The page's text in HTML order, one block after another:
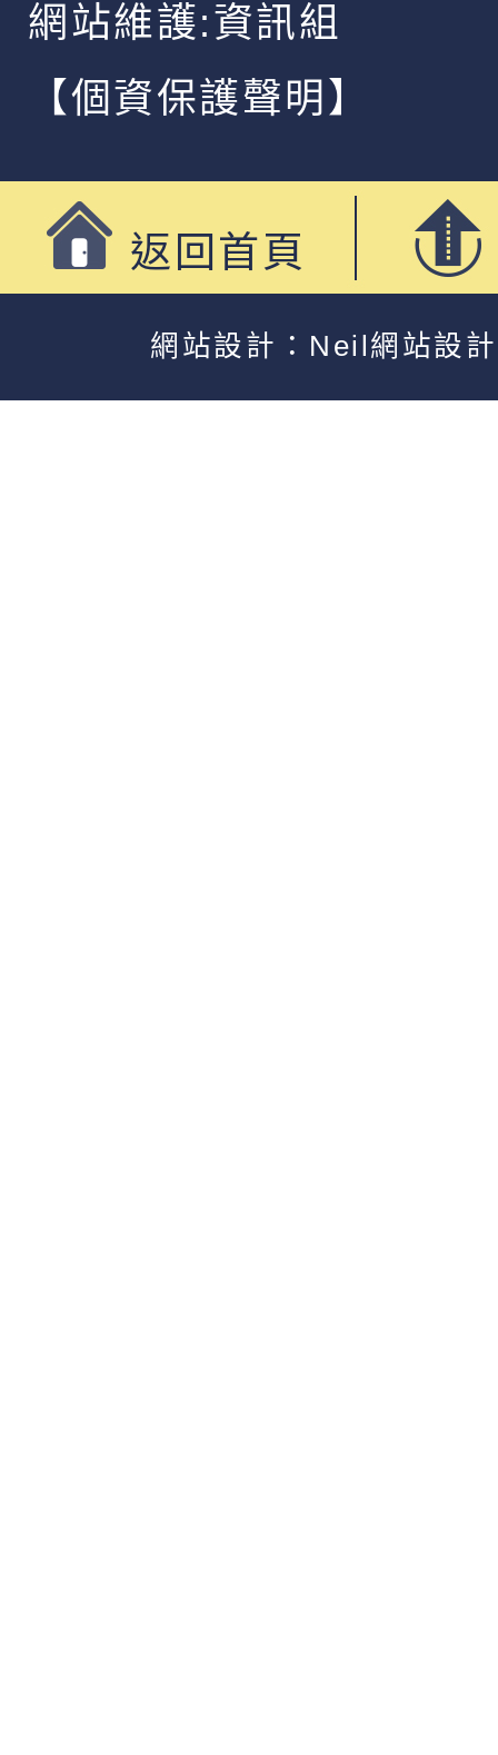
網站維護:資訊組
【個資保護聲明】
返回首頁
網站設計：Neil網站設